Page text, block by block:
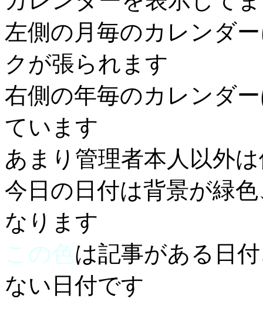
左側の月毎のカレンダ
クが張られます
右側の年毎のカレンダ
ています
あまり管理者本人以外
今日の日付は背景が緑
なります
この色は記事がある日
ない日付です